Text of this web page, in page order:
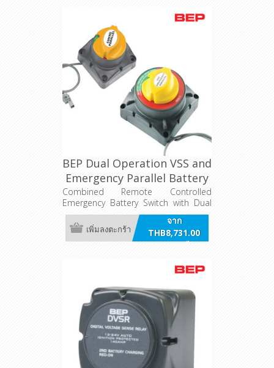
BEP Dual Operation VSS and
Emergency Parallel Battery
Switch
Combined Remote Controlled
Emergency Battery Switch with Dual
Sensing Voltage Sensitive Relay
function into one switch.
จาก
THB8,731.00
รวมภาษี
เพิ่มลงตะกร้า